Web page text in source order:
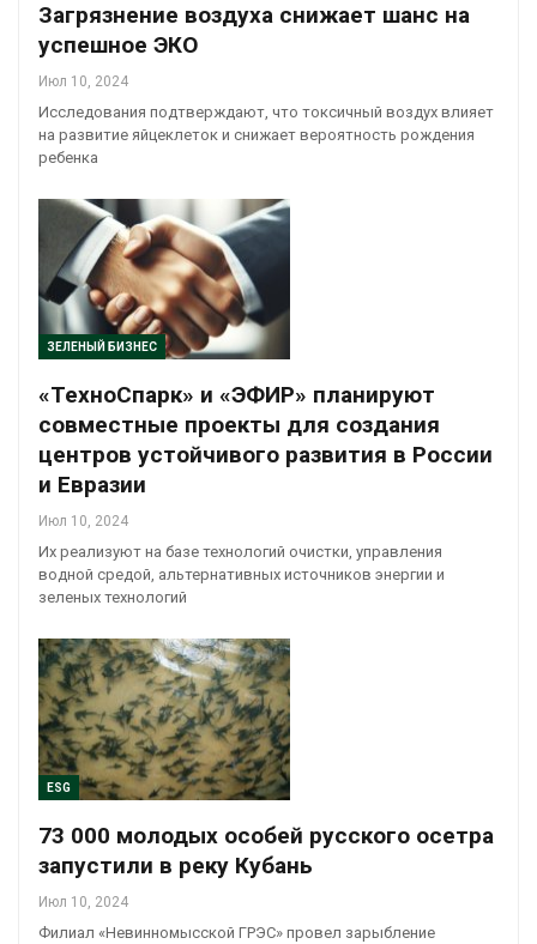
Загрязнение воздуха снижает шанс на
успешное ЭКО
Июл 10, 2024
Исследования подтверждают, что токсичный воздух влияет
на развитие яйцеклеток и снижает вероятность рождения
ребенка
ЗЕЛЕНЫЙ БИЗНЕС
«ТехноСпарк» и «ЭФИР» планируют
совместные проекты для создания
центров устойчивого развития в России
и Евразии
Июл 10, 2024
Их реализуют на базе технологий очистки, управления
водной средой, альтернативных источников энергии и
зеленых технологий
ESG
73 000 молодых особей русского осетра
запустили в реку Кубань
Июл 10, 2024
Филиал «Невинномысской ГРЭС» провел зарыбление